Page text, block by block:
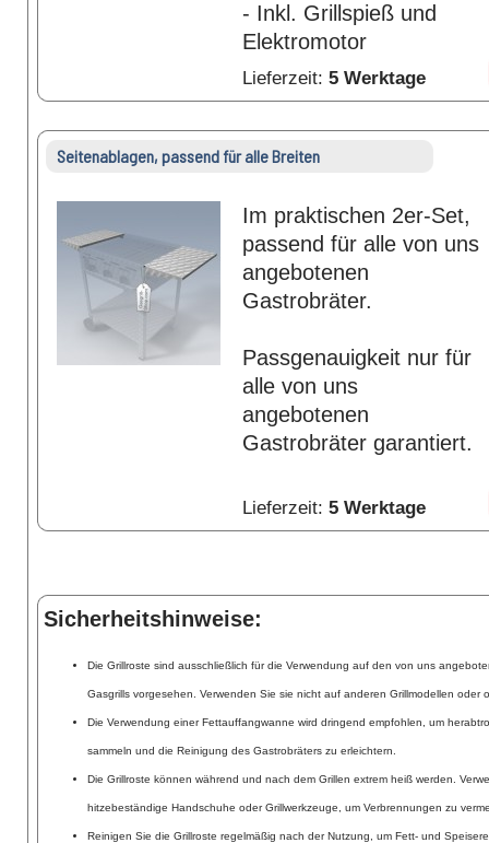
- Inkl. Grillspieß und
Elektromotor
Lieferzeit: 5 Werktage
Seitenablagen, passend für alle Breiten
Im praktischen 2er-Set,
passend für alle von uns
angebotenen
Gastrobräter.
Passgenauigkeit nur für
alle von uns
angebotenen
Gastrobräter garantiert.
Lieferzeit: 5 Werktage
Sicherheitshinweise:
Die Grillroste sind ausschließlich für die Verwendung auf den von uns
Gasgrills vorgesehen. Verwenden Sie sie nicht auf anderen Grillmodellen oder
Die Verwendung einer Fettauffangwanne wird dringend empfohlen, um
sammeln und die Reinigung des Gastrobräters zu erleichtern.
Die Grillroste können während und nach dem Grillen extrem heiß werden.
hitzebeständige Handschuhe oder Grillwerkzeuge, um Verbrennungen zu
Reinigen Sie die Grillroste regelmäßig nach der Nutzung, um Fett- und